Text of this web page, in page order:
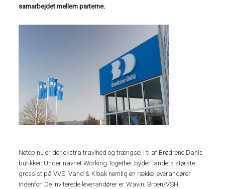
samarbejdet mellem parterne.
Netop nu er der ekstra travlhed og trængsel i ti af Brødrene Dahls
butikker. Under navnet Working Together byder landets største
grossist på VVS, Vand & Kloak nemlig en række leverandører
indenfor. De inviterede leverandører er Wavin, Broen/VSH,